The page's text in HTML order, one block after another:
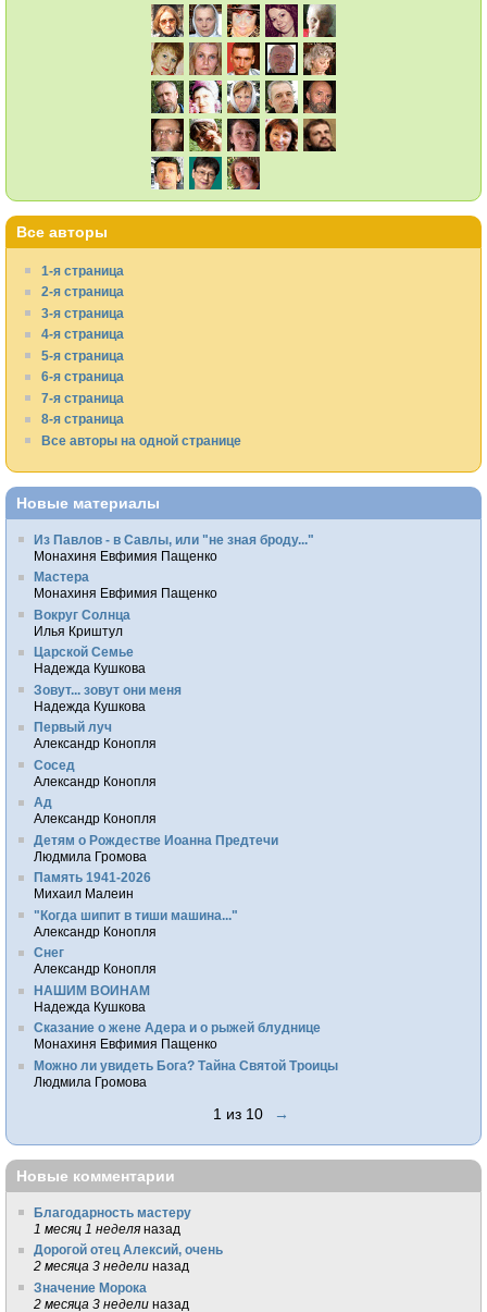
Все авторы
1-я страница
2-я страница
3-я страница
4-я страница
5-я страница
6-я страница
7-я страница
8-я страница
Все авторы на одной странице
Новые материалы
Из Павлов - в Савлы, или "не зная броду..."
Монахиня Евфимия Пащенко
Мастера
Монахиня Евфимия Пащенко
Вокруг Солнца
Илья Криштул
Царской Семье
Надежда Кушкова
Зовут... зовут они меня
Надежда Кушкова
Первый луч
Александр Конопля
Сосед
Александр Конопля
Ад
Александр Конопля
Детям о Рождестве Иоанна Предтечи
Людмила Громова
Память 1941-2026
Михаил Малеин
"Когда шипит в тиши машина..."
Александр Конопля
Снег
Александр Конопля
НАШИМ ВОИНАМ
Надежда Кушкова
Сказание о жене Адера и о рыжей блуднице
Монахиня Евфимия Пащенко
Можно ли увидеть Бога? Тайна Святой Троицы
Людмила Громова
1 из 10 →
Новые комментарии
Благодарность мастеру
1 месяц 1 неделя назад
Дорогой отец Алексий, очень
2 месяца 3 недели назад
Значение Морока
2 месяца 3 недели назад